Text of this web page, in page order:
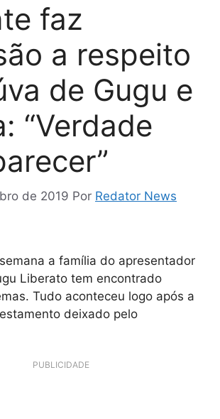
faz
a respeito
de Gugu e
“Verdade
de 2019 Por Redator News
a família do apresentador
Liberato tem encontrado
Tudo aconteceu logo após a
deixado pelo
PUBLICIDADE